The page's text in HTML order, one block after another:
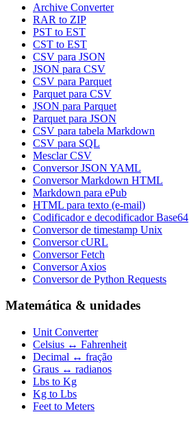
Archive Converter
RAR to ZIP
PST to EST
CST to EST
CSV para JSON
JSON para CSV
CSV para Parquet
Parquet para CSV
JSON para Parquet
Parquet para JSON
CSV para tabela Markdown
CSV para SQL
Mesclar CSV
Conversor JSON YAML
Conversor Markdown HTML
Markdown para ePub
HTML para texto (e-mail)
Codificador e decodificador Base64
Conversor de timestamp Unix
Conversor cURL
Conversor Fetch
Conversor Axios
Conversor de Python Requests
Matemática & unidades
Unit Converter
Celsius ↔ Fahrenheit
Decimal ↔ fração
Graus ↔ radianos
Lbs to Kg
Kg to Lbs
Feet to Meters